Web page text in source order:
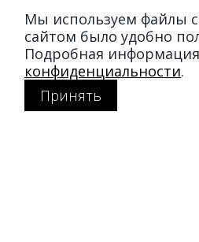
ул.
вход с ул.
Режим
пн-пт:
Мы используем файлы
сайтом было удобно
Подробная
конфиденциальности.
Принять